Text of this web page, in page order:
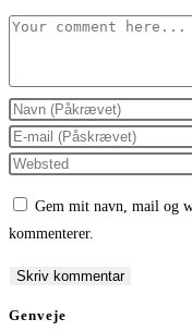
Comment
Enter
your
name
comment
Enter
your
comment
Enter
(optional)
Gem mit navn, mail og
kommenterer.
Genveje